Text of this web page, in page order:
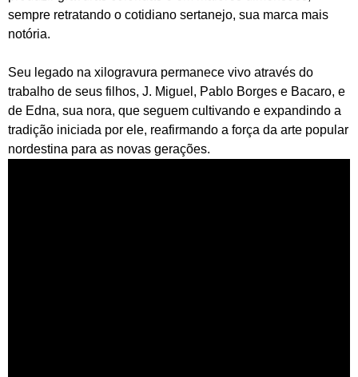
sempre retratando o cotidiano sertanejo, sua marca mais
notória.
Seu legado na xilogravura permanece vivo através do
trabalho de seus filhos, J. Miguel, Pablo Borges e Bacaro, e
de Edna, sua nora, que seguem cultivando e expandindo a
tradição iniciada por ele, reafirmando a força da arte popular
nordestina para as novas gerações.